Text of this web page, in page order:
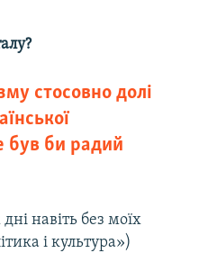
стосовно долі
був би радий
навіть без моїх
і культура»)